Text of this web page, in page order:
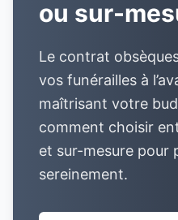
ou sur-
Le contrat
vos funérailles à
maîtrisant votre
comment choisir
et sur-mesure pour
sereinement.